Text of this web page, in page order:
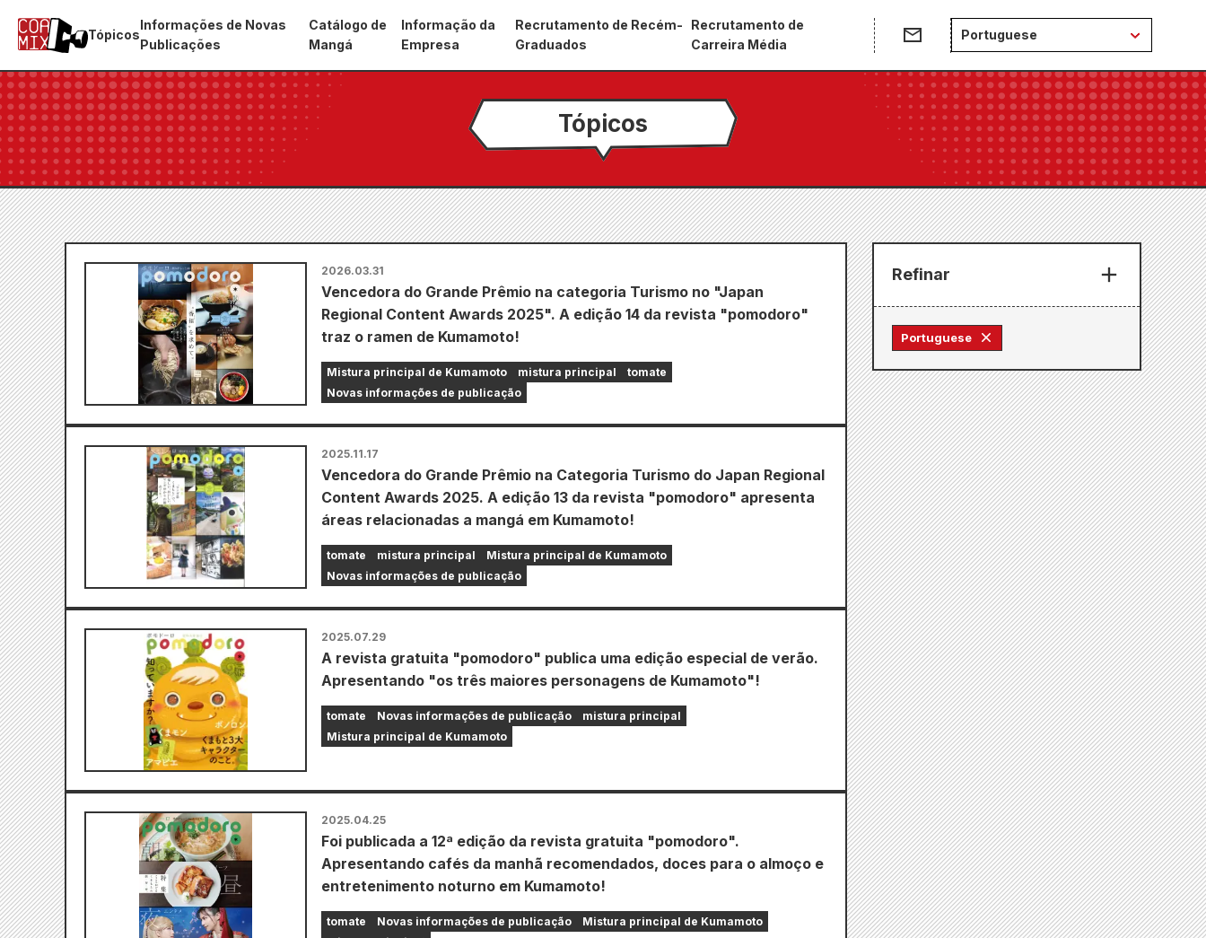
Tópicos
Informações de Novas
Publicações
Catálogo de
Mangá
Informação da
Empresa
Recrutamento de Recém-
Graduados
Recrutamento de
Carreira Média
Portuguese
Tópicos
Refinar
Portuguese
2026.03.31
Vencedora do Grande Prêmio na categoria Turismo no "Japan
Regional Content Awards 2025". A edição 14 da revista "pomodoro"
traz o ramen de Kumamoto!
Mistura principal de Kumamoto mistura principal
tomate
Novas informações de publicação
2025.11.17
Vencedora do Grande Prêmio na Categoria Turismo do Japan Regional
Content Awards 2025. A edição 13 da revista "pomodoro" apresenta
áreas relacionadas a mangá em Kumamoto!
tomate mistura principal
Mistura principal de Kumamoto
Novas informações de publicação
2025.07.29
A revista gratuita "pomodoro" publica uma edição especial de verão.
Apresentando "os três maiores personagens de Kumamoto"!
tomate Novas informações de publicação
mistura principal
Mistura principal de Kumamoto
2025.04.25
Foi publicada a 12ª edição da revista gratuita "pomodoro".
Apresentando cafés da manhã recomendados, doces para o almoço e
entretenimento noturno em Kumamoto!
tomate Novas informações de publicação
Mistura principal de Kumamoto